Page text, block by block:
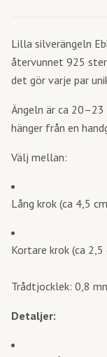
Lilla silverängeln
återvunnet 925
det gör varje par
Ängeln är ca
hänger från en
Välj mellan:
Lång krok (ca 4,5
Kortare krok (ca 2,5
Trådtjocklek: 0,8
Detaljer: